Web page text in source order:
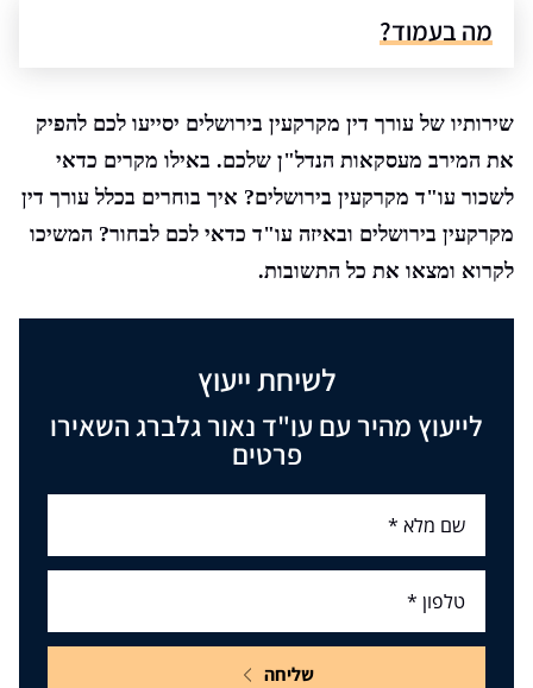
מה בעמוד?
שירותיו של עורך דין מקרקעין בירושלים יסייעו לכם להפיק
את המירב מעסקאות הנדל"ן שלכם. באילו מקרים כדאי
לשכור עו"ד מקרקעין בירושלים? איך בוחרים בכלל עורך דין
מקרקעין בירושלים ובאיזה עו"ד כדאי לכם לבחור? המשיכו
לקרוא ומצאו את כל התשובות.
לשיחת ייעוץ
לייעוץ מהיר עם עו"ד נאור גלברג השאירו
פרטים
שליחה